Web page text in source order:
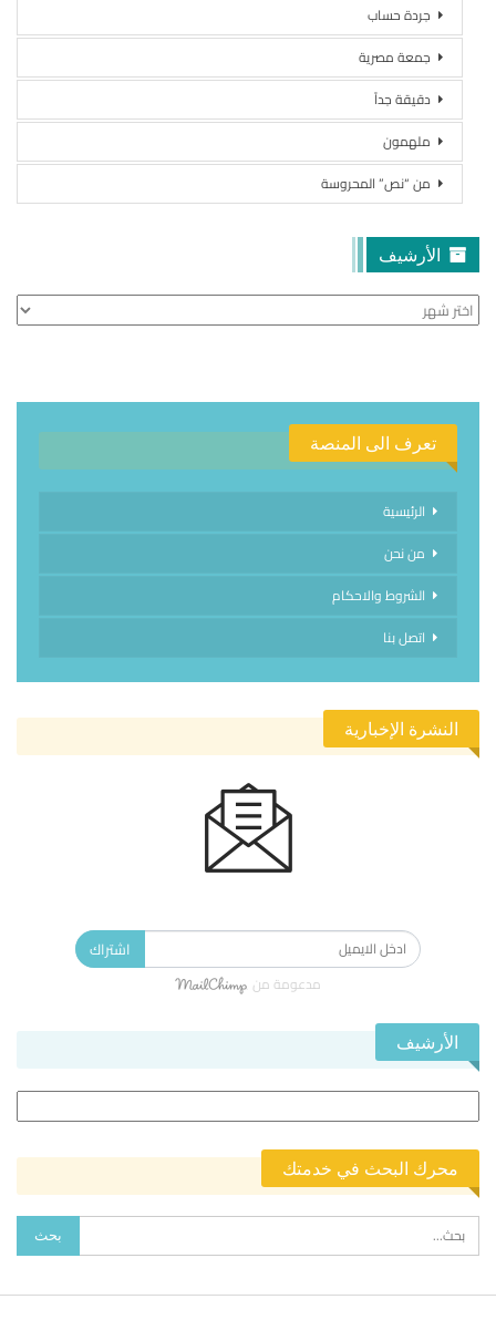
جردة حساب
جمعة مصرية
دقيقة جداً
ملهمون
من “نص” المحروسة
الأرشيف
الأرشيف
تعرف الى المنصة
الرئيسية
من نحن
الشروط والاحكام
اتصل بنا
النشرة الإخبارية
اشتراك
مدعومة من
الأرشيف
محرك البحث في خدمتك